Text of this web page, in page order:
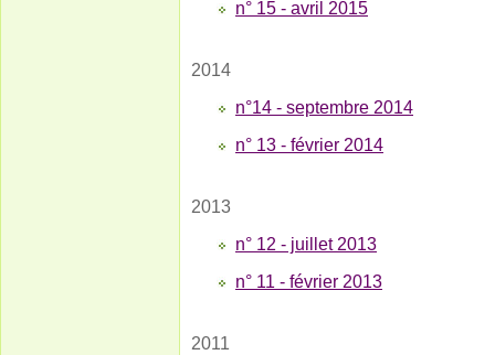
n° 15 - avril 2015
2014
n°14 - septembre 2014
n° 13 - février 2014
2013
n° 12 - juillet 2013
n° 11 - février 2013
2011